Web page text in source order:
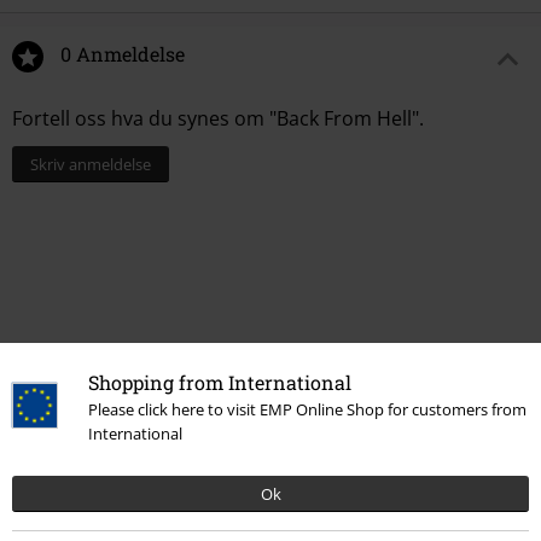
Shopping from International
Please click here to visit EMP Online Shop for customers from
International
Ok
0 Anmeldelse
Fortell oss hva du synes om "Back From Hell".
Skriv anmeldelse
Flere kategorier. Flere valgmuligheter.
Bandmerch Top Bands Caliban